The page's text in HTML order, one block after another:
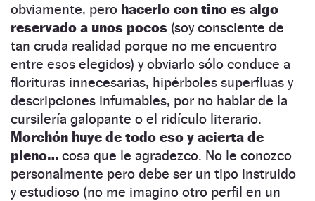
obviamente, pero hacerlo con tino es algo
reservado a unos pocos (soy consciente de
tan cruda realidad porque no me encuentro
entre esos elegidos) y obviarlo sólo conduce a
florituras innecesarias, hipérboles superfluas y
descripciones infumables, por no hablar de la
cursilería galopante o el ridículo literario.
Morchón huye de todo eso y acierta de
pleno… cosa que le agradezco. No le conozco
personalmente pero debe ser un tipo instruido
y estudioso (no me imagino otro perfil en un